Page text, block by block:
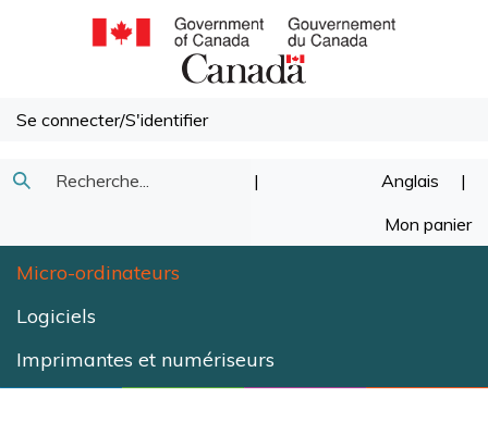
Se connecter/S'identifier
Recherche
Soumettre
recherche
| Anglais |
Mon panier
Micro-ordinateurs
Logiciels
Imprimantes et numériseurs